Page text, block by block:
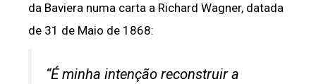
da Baviera numa carta a Richard Wagner, datada
de 31 de Maio de 1868:
“É minha intenção reconstruir a